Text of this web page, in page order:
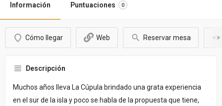
Información Puntuaciones 0
Cómo llegar Web Reservar mesa
Descripción
Muchos años lleva La Cúpula brindado una grata experiencia
en el sur de la isla y poco se habla de la propuesta que tiene,